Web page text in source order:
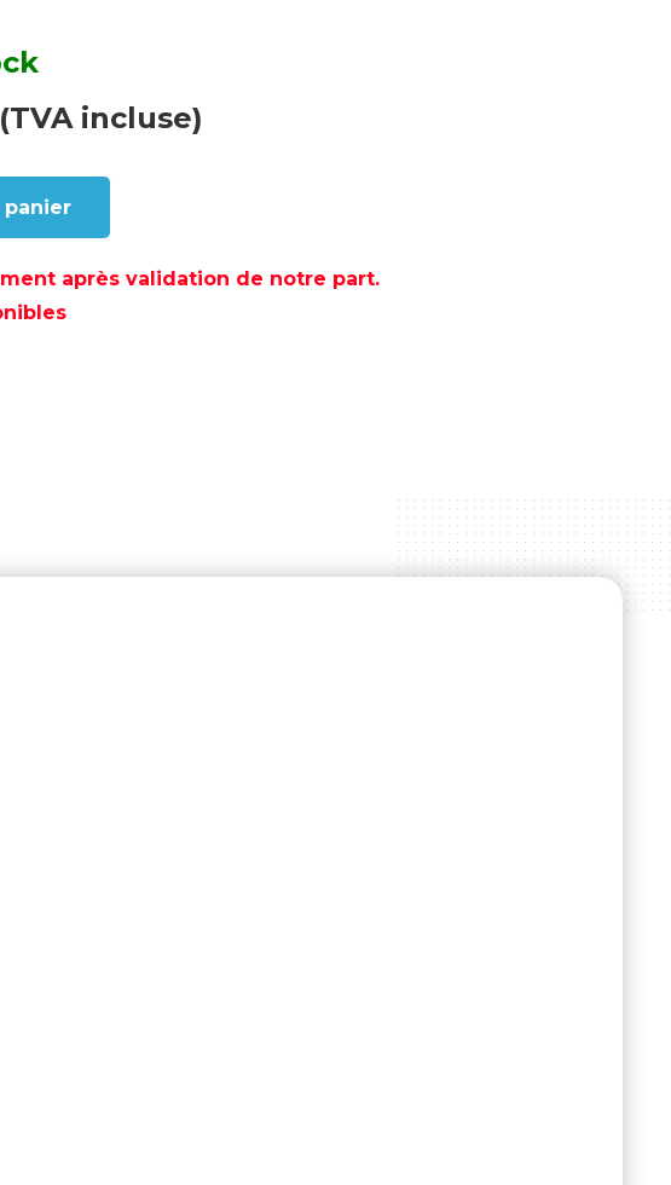
incluse)
après validation de notre part.